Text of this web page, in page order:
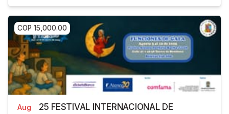
COP 15,000.00
Aug
25 FESTIVAL INTERNACIONAL DE